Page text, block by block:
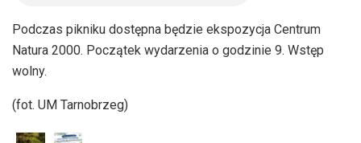
Podczas pikniku dostępna będzie ekspozycja Centrum
Natura 2000. Początek wydarzenia o godzinie 9. Wstęp
wolny.
(fot. UM Tarnobrzeg)